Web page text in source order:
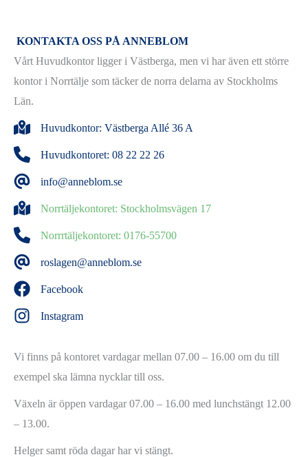
KONTAKTA OSS PÅ ANNEBLOM
Vårt Huvudkontor ligger i Västberga, men vi har även ett större
kontor i Norrtälje som täcker de norra delarna av Stockholms
Län.
Huvudkontor: Västberga Allé 36 A
Huvudkontoret: 08 22 22 26
info@anneblom.se
Norrtäljekontoret: Stockholmsvägen 17
Norrrtäljekontoret: 0176-55700
roslagen@anneblom.se
Facebook
Instagram
Vi finns på kontoret vardagar mellan 07.00 – 16.00 om du till
exempel ska lämna nycklar till oss.
Växeln är öppen vardagar 07.00 – 16.00 med lunchstängt 12.00
– 13.00.
Helger samt röda dagar har vi stängt.